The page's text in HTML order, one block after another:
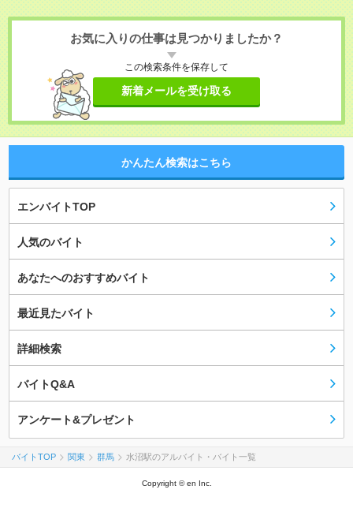
お気に入りの仕事は見つかりましたか？
この検索条件を保存して
新着メールを受け取る
かんたん検索はこちら
エンバイトTOP
人気のバイト
あなたへのおすすめバイト
最近見たバイト
詳細検索
バイトQ&A
アンケート&プレゼント
バイトTOP 関東 群馬 水沼駅のアルバイト・バイト一覧
Copyright © en Inc.